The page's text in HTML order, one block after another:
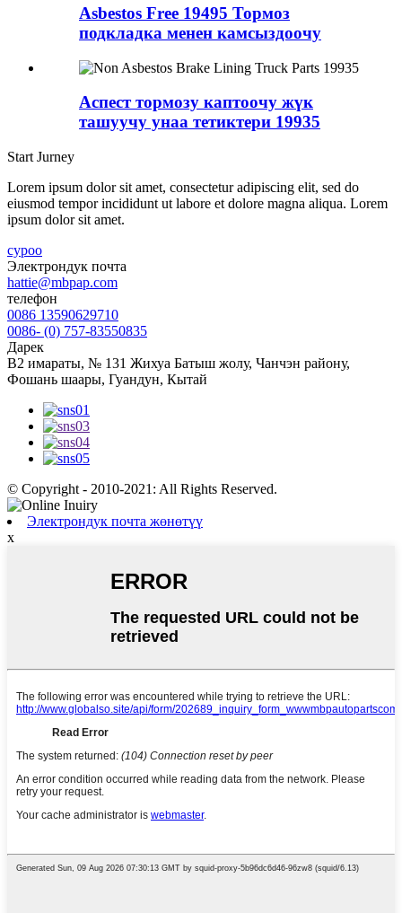
Asbestos Free 19495 Тормоз
подкладка менен камсыздоочу
Аспест тормозу каптоочу жүк
ташуучу унаа тетиктери 19935
Start Jurney
Lorem ipsum dolor sit amet, consectetur adipiscing elit, sed do
eiusmod tempor incididunt ut labore et dolore magna aliqua. Lorem
ipsum dolor sit amet.
суроо
Электрондук почта
hattie@mbpap.com
телефон
0086 13590629710
0086- (0) 757-83550835
Дарек
B2 имараты, № 131 Жихуа Батыш жолу, Чанчэн району,
Фошань шаары, Гуандун, Кытай
© Copyright - 2010-2021: All Rights Reserved.
Электрондук почта жөнөтүү
x